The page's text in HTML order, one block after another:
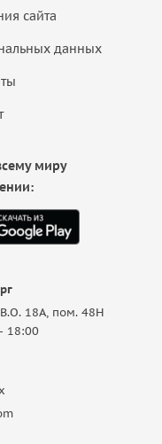
сайта
данных
18A, пом. 48Н
18:00
миру